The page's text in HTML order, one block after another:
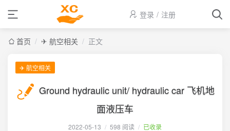
登录 / 注册
首页 / ✈ 航空相关 / 正文
✈ 航空相关
Ground hydraulic unit/ hydraulic car 飞机地
面液压车
2022-05-13 / 598 阅读 / 已收录